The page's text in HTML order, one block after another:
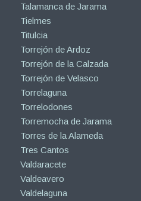
Talamanca de Jarama
Tielmes
Titulcia
Torrejón de Ardoz
Torrejón de la Calzada
Torrejón de Velasco
Torrelaguna
Torrelodones
Torremocha de Jarama
Torres de la Alameda
Tres Cantos
Valdaracete
Valdeavero
Valdelaguna